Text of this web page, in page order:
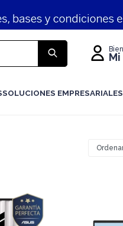
SOLUCIONES EMPRESARIALES